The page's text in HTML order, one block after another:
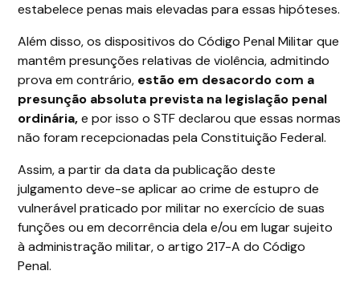
estabelece penas mais elevadas para essas hipóteses.
Além disso, os dispositivos do Código Penal Militar que
mantêm presunções relativas de violência, admitindo
prova em contrário, estão em desacordo com a
presunção absoluta prevista na legislação penal
ordinária,e por isso o STF declarou que essas normas
não foram recepcionadas pela Constituição Federal.
Assim, a partir da data da publicação deste
julgamento deve-se aplicar ao crime de estupro de
vulnerável praticado por militar no exercício de suas
funções ou em decorrência dela e/ou em lugar sujeito
à administração militar, o artigo 217-A do Código
Penal.